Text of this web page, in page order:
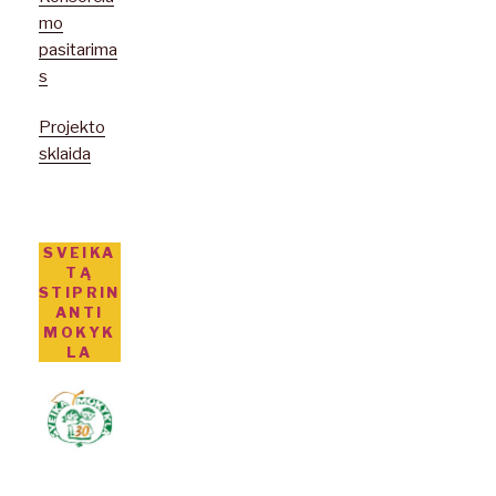
mo
pasitarima
s
Projekto
sklaida
SVEIKA
TĄ
STIPRIN
ANTI
MOKYK
LA